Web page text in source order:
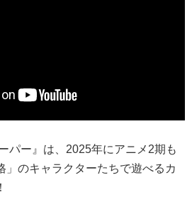
パー』は、2025年にアニメ2期も
」のキャラクターたちで遊べるカ